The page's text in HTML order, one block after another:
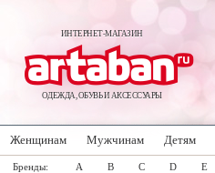
ИНТЕРНЕТ-МАГАЗИН
ОДЕЖДА, ОБУВЬ И АКСЕССУАРЫ
Женщинам Мужчинам Детям
Бренды: A B C D E